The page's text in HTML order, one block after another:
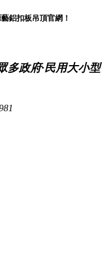
鋁扣板吊頂官網！
多政府·民用大小型